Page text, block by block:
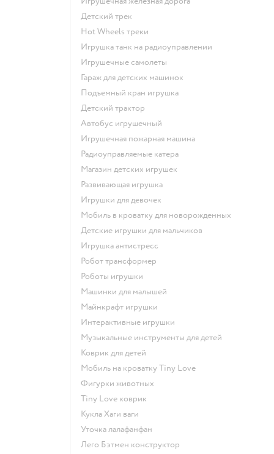
Детский трек
Hot Wheels треки
Игрушка танк на радиоуправлении
Игрушечные самолеты
Гараж для детских машинок
Подъемный кран игрушка
Детский трактор
Автобус игрушечный
Игрушечная пожарная машина
Радиоуправляемые катера
Магазин детских игрушек
Развивающая игрушка
Игрушки для девочек
Мобиль в кроватку для новорожденных
Детские игрушки для мальчиков
Игрушка антистресс
Робот трансформер
Роботы игрушки
Машинки для малышей
Майнкрафт игрушки
Интерактивные игрушки
Музыкальные инструменты для детей
Коврик для детей
Мобиль на кроватку Tiny Love
Фигурки животных
Tiny Love коврик
Кукла Хаги ваги
Уточка лалафанфан
Лего Бэтмен конструктор